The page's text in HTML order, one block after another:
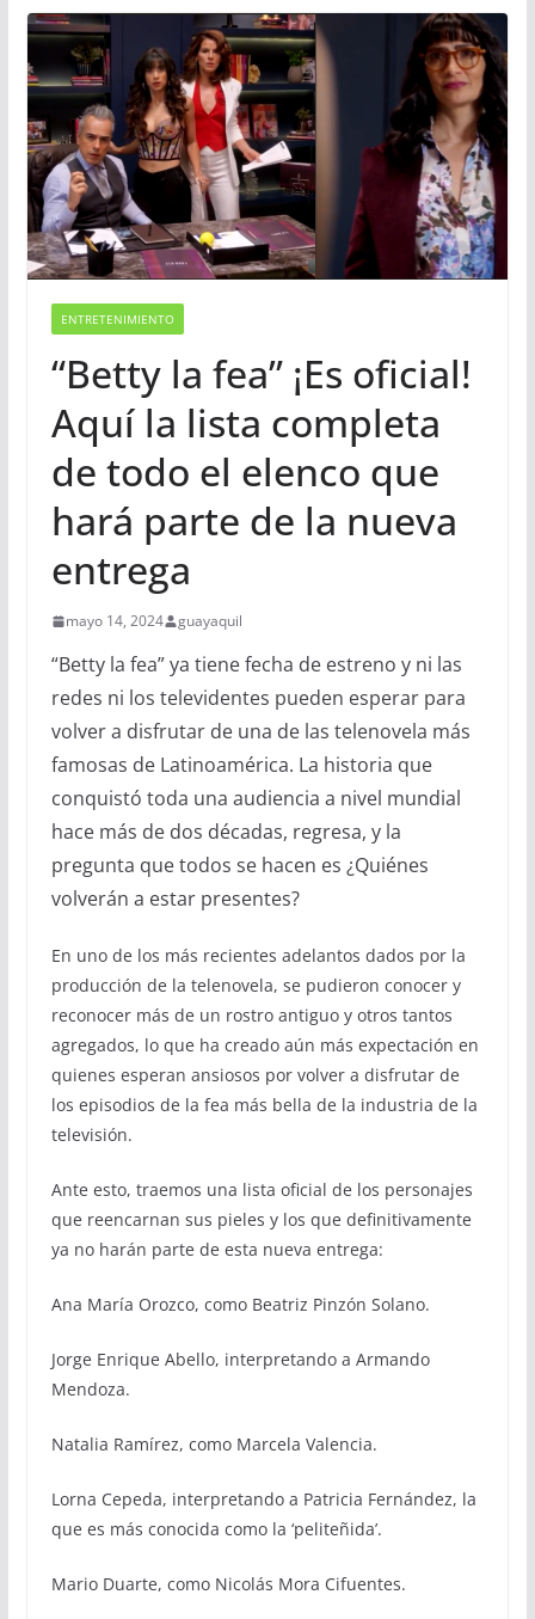
ENTRETENIMIENTO
“Betty la fea” ¡Es oficial!
Aquí la lista completa
de todo el elenco que
hará parte de la nueva
entrega
mayo 14, 2024 guayaquil
“Betty la fea” ya tiene fecha de estreno y ni las
redes ni los televidentes pueden esperar para
volver a disfrutar de una de las telenovela más
famosas de Latinoamérica. La historia que
conquistó toda una audiencia a nivel mundial
hace más de dos décadas, regresa, y la
pregunta que todos se hacen es ¿Quiénes
volverán a estar presentes?
En uno de los más recientes adelantos dados por la
producción de la telenovela, se pudieron conocer y
reconocer más de un rostro antiguo y otros tantos
agregados, lo que ha creado aún más expectación en
quienes esperan ansiosos por volver a disfrutar de
los episodios de la fea más bella de la industria de la
televisión.
Ante esto, traemos una lista oficial de los personajes
que reencarnan sus pieles y los que definitivamente
ya no harán parte de esta nueva entrega:
Ana María Orozco, como Beatriz Pinzón Solano.
Jorge Enrique Abello, interpretando a Armando
Mendoza.
Natalia Ramírez, como Marcela Valencia.
Lorna Cepeda, interpretando a Patricia Fernández, la
que es más conocida como la ‘peliteñida’.
Mario Duarte, como Nicolás Mora Cifuentes.